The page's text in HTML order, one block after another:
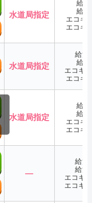
水道局指定
給
給
エコキ
エコキ
水道局指定
給湯
給
エコキ
エコキ
水道局指定
給
給
エコキ
エコキ
―
給湯
給湯
エコキ
エコキ